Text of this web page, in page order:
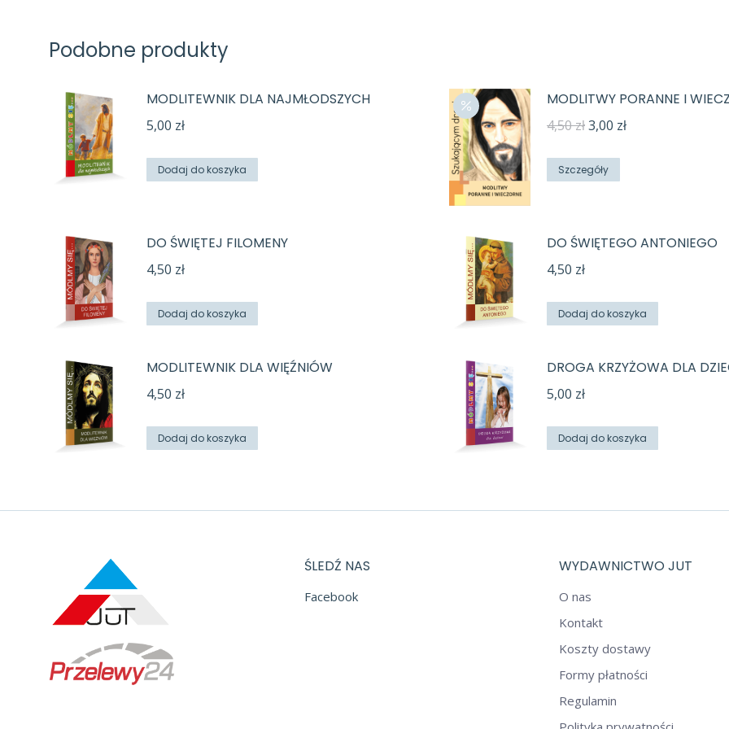
Podobne produkty
MODLITEWNIK DLA NAJMŁODSZYCH
5,00 zł
Dodaj do koszyka
MODLITWY PORANNE I
4,50złPierwotna
wynosiła:
3,00 złAktualna
Szczegóły
DO ŚWIĘTEJ FILOMENY
4,50 zł
Dodaj do koszyka
DO ŚWIĘTEGO ANTONIEGO
4,50 zł
Dodaj do koszyka
MODLITEWNIK DLA WIĘŹNIÓW
4,50 zł
Dodaj do koszyka
DROGA KRZYŻOWA DLA
5,00 zł
Dodaj do koszyka
ŚLEDŹ NAS
Facebook
WYDAWNICTWO JUT
O nas
Kontakt
Koszty dostawy
Formy płatności
Regulamin